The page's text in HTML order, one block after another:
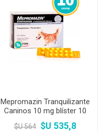
Mepromazin Tranquilizante
Caninos 10 mg blíster 10
comp
$U 564 $U 535,8